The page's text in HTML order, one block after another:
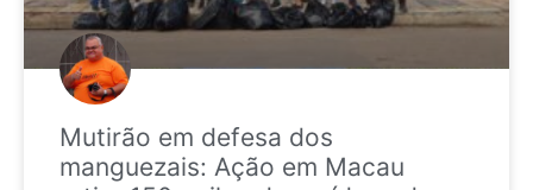
Mutirão em defesa dos
manguezais: Ação em Macau